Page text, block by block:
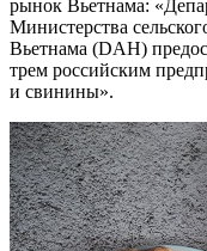
рынок Вьетнама:
Министерства
Вьетнама (DAH)
трем российским
и свинины».